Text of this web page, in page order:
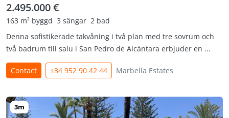
2.495.000 €
163 m² byggd 3 sängar 2 bad
Denna sofistikerade takvåning i två plan med tre sovrum och
två badrum till salu i San Pedro de Alcántara erbjuder en ...
Contact +34 952 90 42 44 Marbella Estates